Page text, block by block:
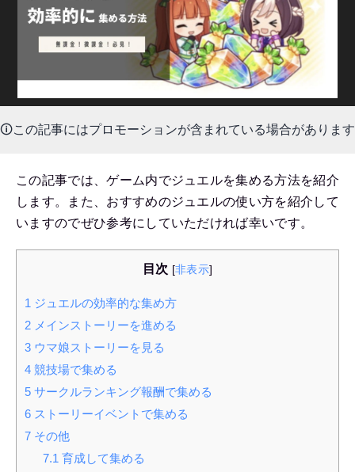
🛈この記事にはプロモーションが含まれている場合があります
この記事では、ゲーム内でジュエルを集める方法を紹介
します。また、おすすめのジュエルの使い方を紹介して
いますのでぜひ参考にしていただければ幸いです。
目次 [非表示]
1 ジュエルの効率的な集め方
2 メインストーリーを進める
3 ウマ娘ストーリーを見る
4 競技場で集める
5 サークルランキング報酬で集める
6 ストーリーイベントで集める
7 その他
7.1 育成して集める